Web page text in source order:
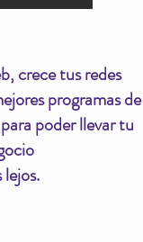
crece tus redes
programas de
poder llevar tu
lejos.